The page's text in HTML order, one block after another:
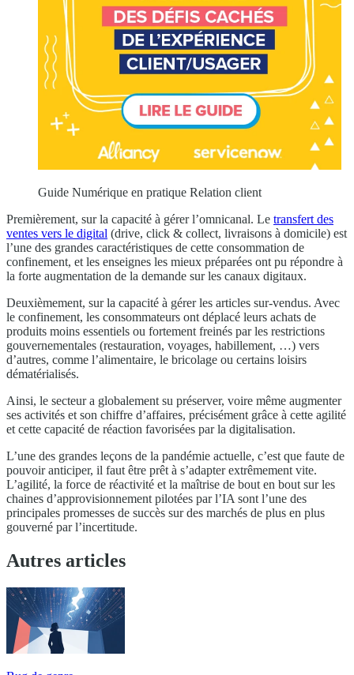
Guide Numérique en pratique Relation client
Premièrement, sur la capacité à gérer l’omnicanal. Le transfert des
ventes vers le digital (drive, click & collect, livraisons à domicile) est
l’une des grandes caractéristiques de cette consommation de
confinement, et les enseignes les mieux préparées ont pu répondre à
la forte augmentation de la demande sur les canaux digitaux.
Deuxièmement, sur la capacité à gérer les articles sur-vendus. Avec
le confinement, les consommateurs ont déplacé leurs achats de
produits moins essentiels ou fortement freinés par les restrictions
gouvernementales (restauration, voyages, habillement, …) vers
d’autres, comme l’alimentaire, le bricolage ou certains loisirs
dématérialisés.
Ainsi, le secteur a globalement su préserver, voire même augmenter
ses activités et son chiffre d’affaires, précisément grâce à cette agilité
et cette capacité de réaction favorisées par la digitalisation.
L’une des grandes leçons de la pandémie actuelle, c’est que faute de
pouvoir anticiper, il faut être prêt à s’adapter extrêmement vite.
L’agilité, la force de réactivité et la maîtrise de bout en bout sur les
chaines d’approvisionnement pilotées par l’IA sont l’une des
principales promesses de succès sur des marchés de plus en plus
gouverné par l’incertitude.
Autres articles